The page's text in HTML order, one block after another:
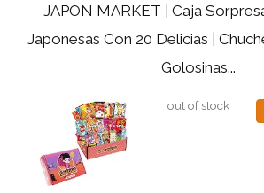
JAPON MARKET | Caja
Japonesas Con 20 Delicias |
Golosinas...
out of stock